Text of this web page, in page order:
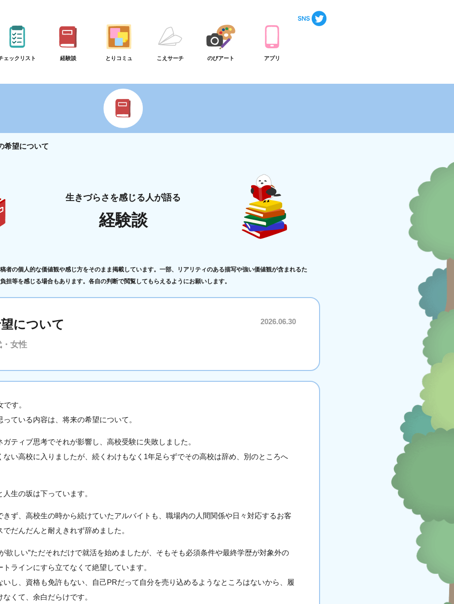
ェックリスト 経験談 とりコミュ こえサーチ のびアート アプリ
希望について
生きづらさを感じる人が語る
経験談
者の個人的な価値観や感じ方をそのまま掲載しています。一部、リアリティのある描写や強い価値観が含まれるた
担等を感じる場合もあります。各自の判断で閲覧してもらえるようにお願いします。
について 2026.06.30
・女性
す。
ている内容は、将来の希望について。
ガティブ思考でそれが影響し、高校受験に失敗しました。
ない高校に入りましたが、続くわけもなく1年足らずでその高校は辞め、別のところへ
生の坂は下っています。
きず、高校生の時から続けていたアルバイトも、職場内の人間関係や日々対応するお客
でだんだんと耐えきれず辞めました。
欲しい”ただそれだけで就活を始めましたが、そもそも必須条件や最終学歴が対象外の
トラインにすら立てなくて絶望しています。
いし、資格も免許もない、自己PRだって自分を売り込めるようなところはないから、履
くて、余白だらけです。